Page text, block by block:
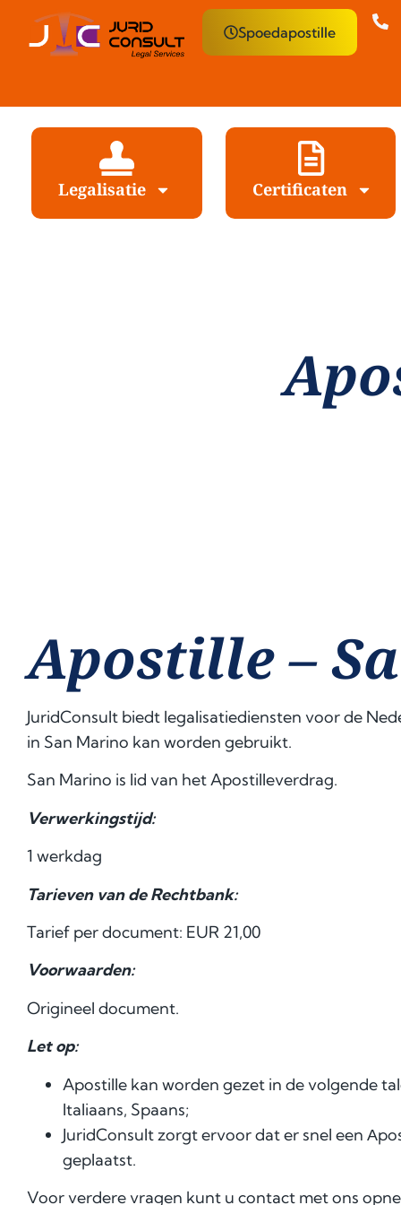
Spoedapostille
Legalisatie Certificaten
Apostille –
JuridConsult biedt legalisatiediensten voor de
in San Marino kan worden gebruikt.
San Marino is lid van het Apostilleverdrag.
Verwerkingstijd:
1 werkdag
Tarieven van de Rechtbank:
Tarief per document: EUR 21,00
Voorwaarden:
Origineel document.
Let op:
Apostille kan worden gezet in de volgende
Italiaans, Spaans;
JuridConsult zorgt ervoor dat er snel een
geplaatst.
Voor verdere vragen kunt u contact met ons